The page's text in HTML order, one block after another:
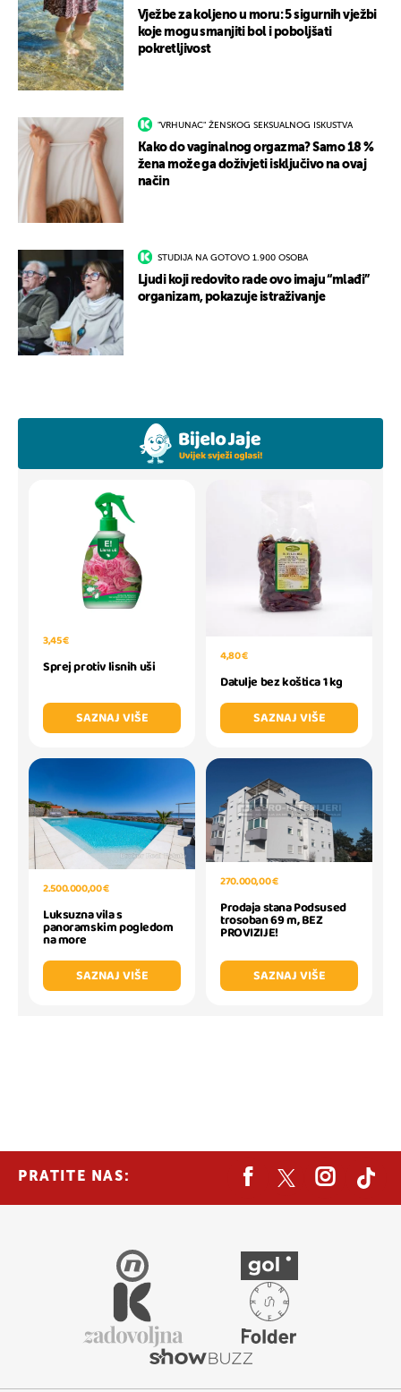
Vježbe za koljeno u moru: 5 sigurnih vježbi
koje mogu smanjiti bol i poboljšati
pokretljivost
"VRHUNAC" ŽENSKOG SEKSUALNOG ISKUSTVA
Kako do vaginalnog orgazma? Samo 18 %
žena može ga doživjeti isključivo na ovaj
način
STUDIJA NA GOTOVO 1.900 OSOBA
Ljudi koji redovito rade ovo imaju “mlađi”
organizam, pokazuje istraživanje
3,45 €
Sprej protiv lisnih uši
SAZNAJ VIŠE
4,80 €
Datulje bez koštica 1 kg
SAZNAJ VIŠE
2.500.000,00 €
Luksuzna vila s
panoramskim pogledom
na more
SAZNAJ VIŠE
270.000,00 €
Prodaja stana Podsused
trosoban 69 m, BEZ
PROVIZIJE!
SAZNAJ VIŠE
PRATITE NAS: